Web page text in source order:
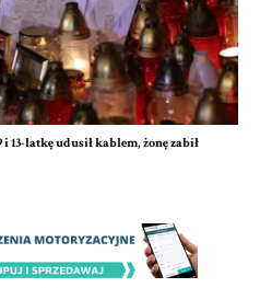
13-latkę udusił kablem, żonę zabił